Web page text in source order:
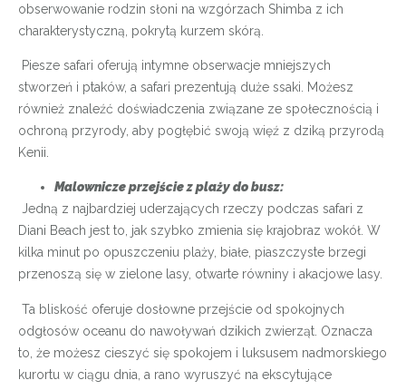
obserwowanie rodzin słoni na wzgórzach Shimba z ich
charakterystyczną, pokrytą kurzem skórą.
Piesze safari oferują intymne obserwacje mniejszych
stworzeń i ptaków, a safari prezentują duże ssaki. Możesz
również znaleźć doświadczenia związane ze społecznością i
ochroną przyrody, aby pogłębić swoją więź z dziką przyrodą
Kenii.
Malownicze przejście z plaży do busz:
Jedną z najbardziej uderzających rzeczy podczas safari z
Diani Beach jest to, jak szybko zmienia się krajobraz wokół. W
kilka minut po opuszczeniu plaży, białe, piaszczyste brzegi
przenoszą się w zielone lasy, otwarte równiny i akacjowe lasy.
Ta bliskość oferuje dosłowne przejście od spokojnych
odgłosów oceanu do nawoływań dzikich zwierząt. Oznacza
to, że możesz cieszyć się spokojem i luksusem nadmorskiego
kurortu w ciągu dnia, a rano wyruszyć na ekscytujące